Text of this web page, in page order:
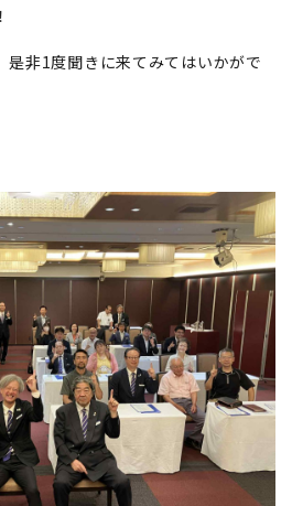
是非1度聞きに来てみてはいかがで